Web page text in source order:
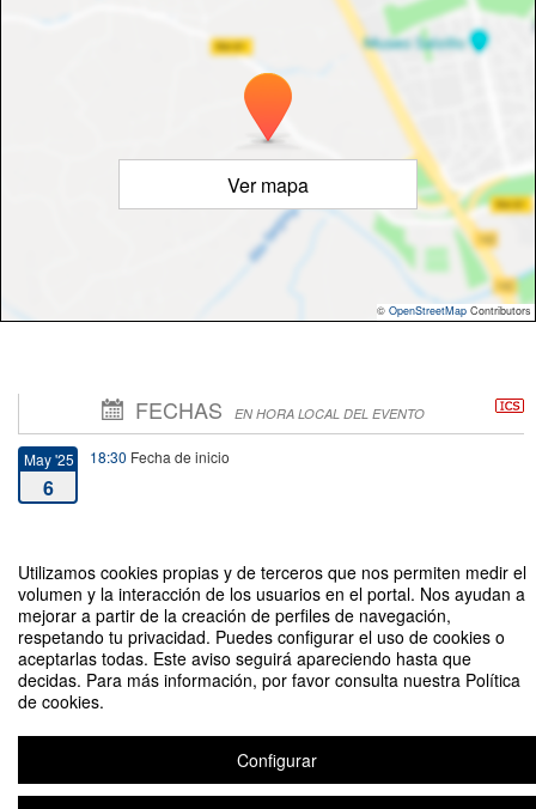
Utilizamos cookies propias y de terceros que nos permiten medir el
volumen y la interacción de los usuarios en el portal. Nos ayudan a
mejorar a partir de la creación de perfiles de navegación,
respetando tu privacidad. Puedes configurar el uso de cookies o
aceptarlas todas. Este aviso seguirá apareciendo hasta que
decidas. Para más información, por favor consulta nuestra Política
de cookies.
Configurar
Ver mapa
© OpenStreetMap Contributors
FECHAS EN HORA LOCAL DEL EVENTO
May '25
6
18:30 Fecha de inicio
6
VIII Encuentro Alumni Máster Big Data
Organizado por Máster Big Data y Comillas Alumni